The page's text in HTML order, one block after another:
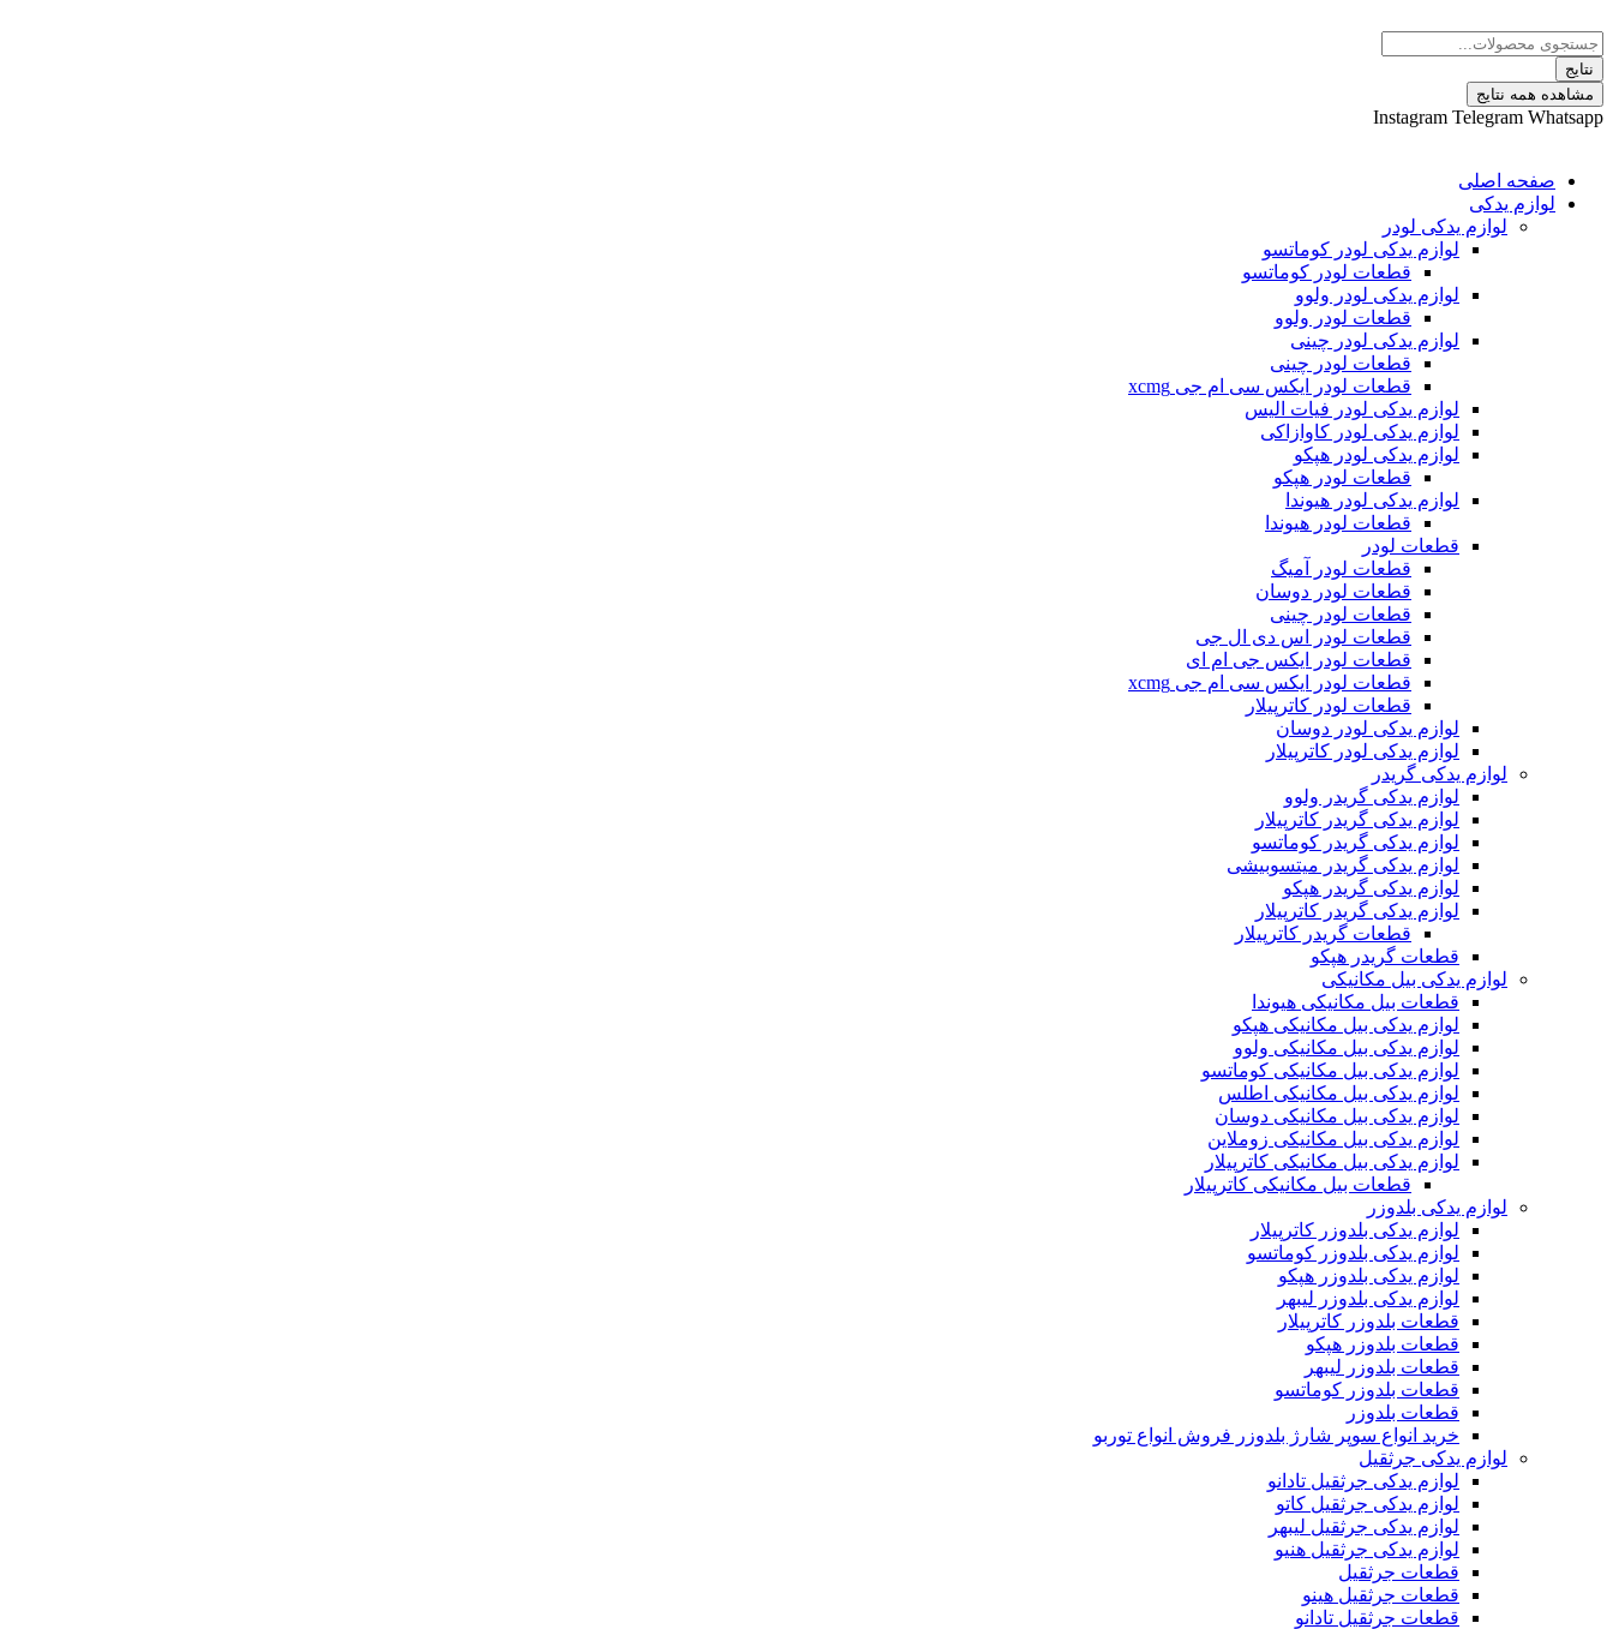
به
محتوا
Search
...نتایج
مشاهده همه نتایج
Instagram Telegram Whatsapp
صفحه اصلی
لوازم یدکی
لوازم یدکی لودر
لوازم یدکی لودر کوماتسو
قطعات لودر کوماتسو
لوازم یدکی لودر ولوو
قطعات لودر ولوو
لوازم یدکی لودر چینی
قطعات لودر چینی
قطعات لودر ایکس سی ام جی xcmg
لوازم یدکی لودر فیات الیس
لوازم یدکی لودر کاوازاکی
لوازم یدکی لودر هپکو
قطعات لودر هپکو
لوازم یدکی لودر هیوندا
قطعات لودر هیوندا
قطعات لودر
قطعات لودر آمیگ
قطعات لودر دوسان
قطعات لودر چینی
قطعات لودر اس دی ال جی
قطعات لودر ایکس جی ام ای
قطعات لودر ایکس سی ام جی xcmg
قطعات لودر کاترپیلار
لوازم یدکی لودر دوسان
لوازم یدکی لودر کاترپیلار
لوازم یدکی گریدر
لوازم یدکی گریدر ولوو
لوازم یدکی گریدر کاترپیلار
لوازم یدکی گریدر کوماتسو
لوازم یدکی گریدر میتسوبیشی
لوازم یدکی گریدر هپکو
لوازم یدکی گریدر کاترپیلار
قطعات گریدر کاترپیلار
قطعات گریدر هپکو
لوازم یدکی بیل مکانیکی
قطعات بیل مکانیکی هیوندا
لوازم یدکی بیل مکانیکی هپکو
لوازم یدکی بیل مکانیکی ولوو
لوازم یدکی بیل مکانیکی کوماتسو
لوازم یدکی بیل مکانیکی اطلس
لوازم یدکی بیل مکانیکی دوسان
لوازم یدکی بیل مکانیکی زوملاین
لوازم یدکی بیل مکانیکی کاترپیلار
قطعات بیل مکانیکی کاترپیلار
لوازم یدکی بلدوزر
لوازم یدکی بلدوزر کاترپیلار
لوازم یدکی بلدوزر کوماتسو
لوازم یدکی بلدوزر هپکو
لوازم یدکی بلدوزر لیبهر
قطعات بلدوزر کاترپیلار
قطعات بلدوزر هپکو
قطعات بلدوزر لیبهر
قطعات بلدوزر کوماتسو
قطعات بلدوزر
خرید انواع سوپر شارژ بلدوزر فروش انواع توربو
لوازم یدکی جرثقیل
لوازم یدکی جرثقیل تادانو
لوازم یدکی جرثقیل کاتو
لوازم یدکی جرثقیل لیبهر
لوازم یدکی جرثقیل هنیو
قطعات جرثقیل
قطعات جرثقیل هینو
قطعات جرثقیل تادانو